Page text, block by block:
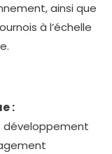
ainsi que
à l’échelle
:
développement